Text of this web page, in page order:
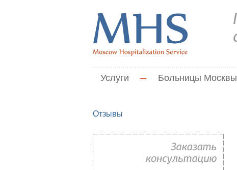
Услуги — Больницы Москвы
Отзывы